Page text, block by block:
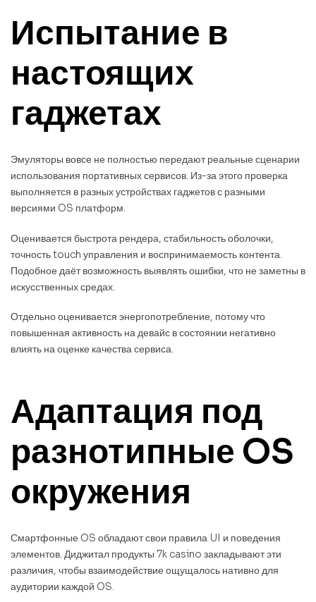
Испытание в
настоящих
гаджетах
Эмуляторы вовсе не полностью передают реальные сценарии
использования портативных сервисов. Из-за этого проверка
выполняется в разных устройствах гаджетов с разными
версиями OS платформ.
Оценивается быстрота рендера, стабильность оболочки,
точность touch управления и воспринимаемость контента.
Подобное даёт возможность выявлять ошибки, что не заметны в
искусственных средах.
Отдельно оценивается энергопотребление, потому что
повышенная активность на девайс в состоянии негативно
влиять на оценке качества сервиса.
Адаптация под
разнотипные OS
окружения
Смартфонные OS обладают свои правила UI и поведения
элементов. Диджитал продукты 7k casino закладывают эти
различия, чтобы взаимодействие ощущалось нативно для
аудитории каждой OS.